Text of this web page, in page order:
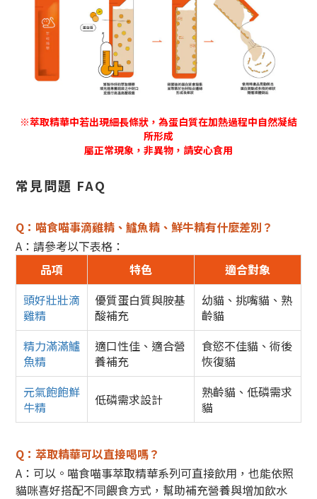
※萃取精華中若出現細長條狀，為蛋白質在加熱過程中自然凝結
所形成
屬正常現象，非異物，請安心食用
常見問題 FAQ
Q：喵食喵事滴雞精、鱸魚精、鮮牛精有什麼差別？
A：請參考以下表格：
品項
特色
適合對象
頭好壯壯滴
雞精
優質蛋白質與胺基
酸補充
幼貓、挑嘴貓、熟
齡貓
精力滿滿鱸
魚精
適口性佳、適合營
養補充
食慾不佳貓、術後
恢復貓
元氣飽飽鮮
牛精
低磷需求設計
熟齡貓、低磷需求
貓
Q：萃取精華可以直接喝嗎？
A： 可以。喵食喵事萃取精華系列可直接飲用，也能依照
貓咪喜好搭配不同餵食方式，幫助補充營養與增加飲水